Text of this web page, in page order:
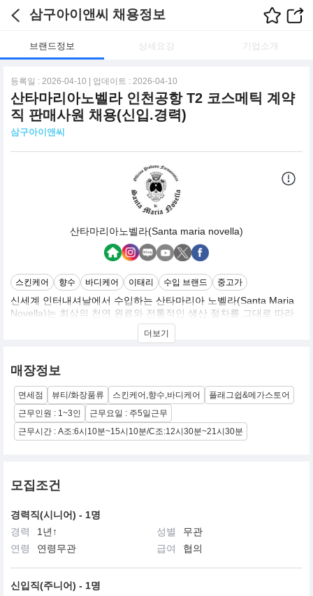
삼구아이앤씨 채용정보
브랜드정보 상세요강 기업소개
등록일 : 2026-04-10 | 업데이트 : 2026-04-10
산타마리아노벨라 인천공항 T2 코스메틱 계약
직 판매사원 채용(신입.경력)
삼구아이앤씨
산타마리아노벨라(Santa maria novella)
스킨케어 향수 바디케어 이태리 수입 브랜드 중고가
신세계 인터내셔날에서 수입하는 산타마리아 노벨라(Santa Maria
Novella)는 최상의 천연 원료와 전통적인 생산 절차를 그대로 따라
향수, 에센스, 기초 Face/Body/Hair 용품, 비누, 방향제 등의 코스메
틱과 꿀, 티, 허브, 시럽, 쵸콜렛, 오일, 향료 등을 수공으로 생산하는
의 숙성시간을 보낸 비누 원료를 19세기 기계방식 그대로 만들어 후
포장까지 하나하나 수작업을 거쳐 완성시키며 까다롭고 번거로운
Santa Maria Novella의 제조법은 400여 년이란 시간 동안 최상의 제
품 퀄리티를 유지할 수 있는 비법이기도 합니다. 현재 전국 10개 매
장을 전개하고 있으며, 최고의 품질로 국내에서도 사랑받는 브랜드
입니다.
더보기
매장정보
면세점 뷰티/화장품류 스킨케어,향수,바디케어
플래그쉽&메가스토어
근무인원 : 1~3인
근무요일 : 주5일근무
근무시간 : A조:6시10분~15시10분/C조:12시30분~21시30분
모집조건
경력직(시니어) - 1명
경력
1년↑ 성별
무관
연령
연령무관 급여 협의
신입직(주니어) - 1명